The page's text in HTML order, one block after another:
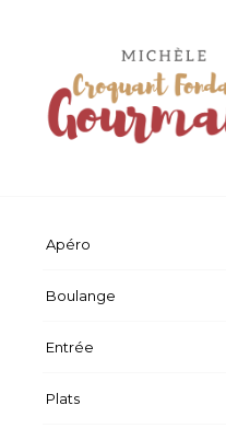
Apéro
Boulange
Entrée
Plats